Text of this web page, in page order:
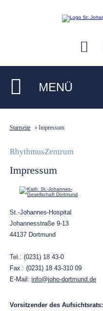
MENÜ
Startseite > Impressum
RhythmusZentrum
Impressum
St.-Johannes-Hospital
Johannesstraße 9-13
44137 Dortmund
Tel.: (0231) 18 43-0
Fax.: (0231) 18 43-310 09
E-Mail: info@joho-dortmund.de
Vorsitzender des Aufsichtsrats: